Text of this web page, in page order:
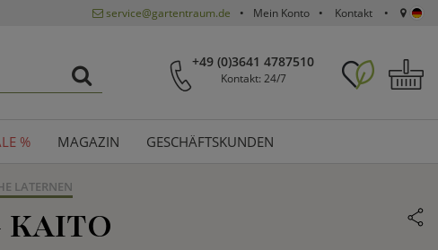
service@gartentraum.de Mein Konto Kontakt
+49 (0)3641 4787510
Kontakt: 24/7
% MAGAZIN GESCHÄFTSKUNDEN
LATERNEN
KAITO